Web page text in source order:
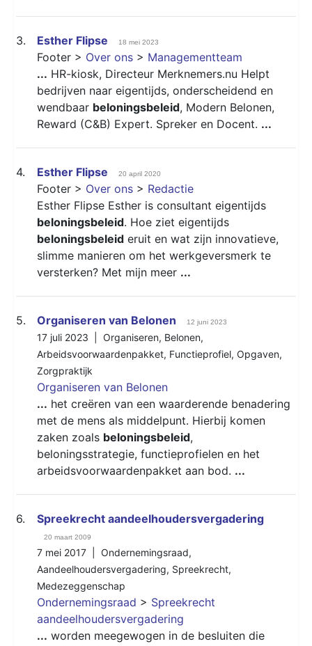
3. Esther Flipse 18 mei 2023
Footer > Over ons > Managementteam
... HR-kiosk, Directeur Merknemers.nu Helpt
bedrijven naar eigentijds, onderscheidend en
wendbaar beloningsbeleid, Modern Belonen,
Reward (C&B) Expert. Spreker en Docent. ...
4. Esther Flipse 20 april 2020
Footer > Over ons > Redactie
Esther Flipse Esther is consultant eigentijds
beloningsbeleid. Hoe ziet eigentijds
beloningsbeleid eruit en wat zijn innovatieve,
slimme manieren om het werkgeversmerk te
versterken? Met mijn meer ...
5. Organiseren van Belonen 12 juni 2023
17 juli 2023 | Organiseren, Belonen,
Arbeidsvoorwaardenpakket, Functieprofiel, Opgaven,
Zorgpraktijk
Organiseren van Belonen
... het creëren van een waarderende benadering
met de mens als middelpunt. Hierbij komen
zaken zoals beloningsbeleid,
beloningsstrategie, functieprofielen en het
arbeidsvoorwaardenpakket aan bod. ...
6. Spreekrecht aandeelhoudersvergadering
20 maart 2009
7 mei 2017 | Ondernemingsraad,
Aandeelhoudersvergadering, Spreekrecht,
Medezeggenschap
Ondernemingsraad > Spreekrecht
aandeelhoudersvergadering
... worden meegewogen in de besluiten die